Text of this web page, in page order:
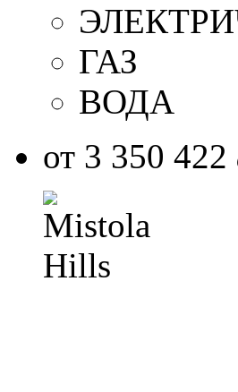
ГАЗ
ВОДА
от 3 350 422